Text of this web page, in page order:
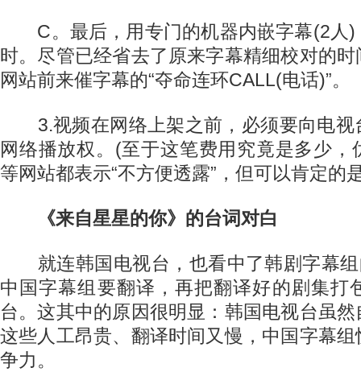
C。最后，用专门的机器内嵌字幕(2人)
时。尽管已经省去了原来字幕精细校对的
网站前来催字幕的“夺命连环CALL(电话)”。
3.视频在网络上架之前，必须要向电视
网络播放权。(至于这笔费用究竟是多少，
等网站都表示“不方便透露”，但可以肯定的
《来自星星的你》的台词对白
就连韩国电视台，也看中了韩剧字幕组
中国字幕组要翻译，再把翻译好的剧集打
台。这其中的原因很明显：韩国电视台虽
这些人工昂贵、翻译时间又慢，中国字幕
争力。